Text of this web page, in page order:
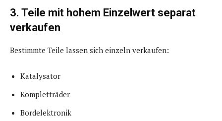
3. Teile mit hohem Einzelwert separat
verkaufen
Bestimmte Teile lassen sich einzeln verkaufen:
Katalysator
Kompletträder
Bordelektronik